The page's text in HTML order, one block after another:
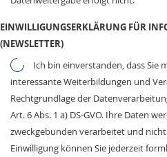
EINWILLIGUNGSERKLÄRUNG FÜR
(NEWSLETTER)
Ich bin einverstanden, dass Sie
interessante Weiterbildungen und
Rechtgrundlage der
Art. 6 Abs. 1 a) DS-GVO. Ihre Daten
zweckgebunden verarbeitet und
Einwilligung können Sie jederzeit